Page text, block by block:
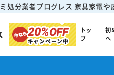
処分業者プログレス 家具家電や
20%OFF
キャンペーン中
トッ
プ
初
へ